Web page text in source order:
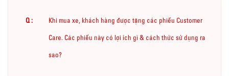
Khi mua xe, khách hàng được tặng các phiếu Customer
Care. Các phiếu này có lợi ích gì & cách thức sử dụng ra
sao?